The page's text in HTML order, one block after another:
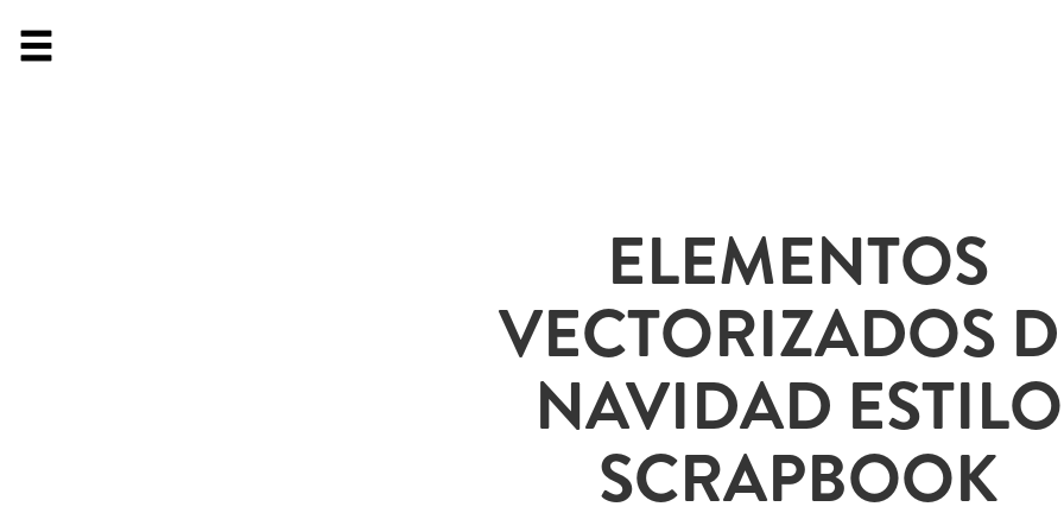
ELEMENTOS
VECTORIZADOS
NAVIDAD ESTILO
SCRAPBOOK